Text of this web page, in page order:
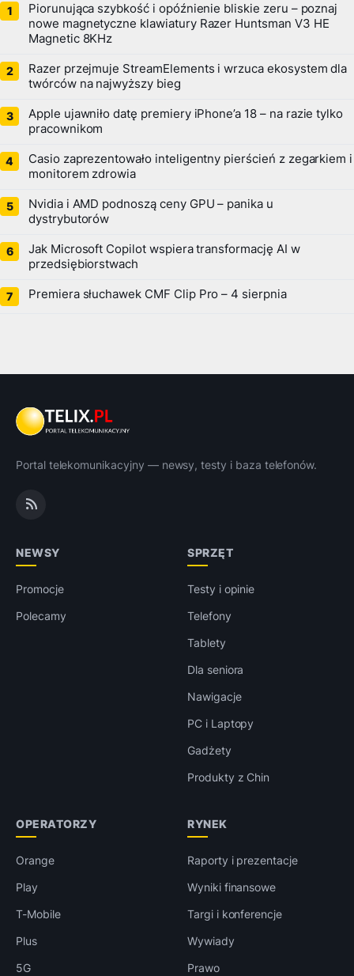
Piorunująca szybkość i opóźnienie bliskie zeru – poznaj
nowe magnetyczne klawiatury Razer Huntsman V3 HE
Magnetic 8KHz
Razer przejmuje StreamElements i wrzuca ekosystem dla
twórców na najwyższy bieg
Apple ujawniło datę premiery iPhone’a 18 – na razie tylko
pracownikom
Casio zaprezentowało inteligentny pierścień z zegarkiem i
monitorem zdrowia
Nvidia i AMD podnoszą ceny GPU – panika u
dystrybutorów
Jak Microsoft Copilot wspiera transformację AI w
przedsiębiorstwach
Premiera słuchawek CMF Clip Pro – 4 sierpnia
Portal telekomunikacyjny — newsy, testy i baza telefonów.
NEWSY
Promocje
Polecamy
SPRZĘT
Testy i opinie
Telefony
Tablety
Dla seniora
Nawigacje
PC i Laptopy
Gadżety
Produkty z Chin
OPERATORZY
Orange
Play
T-Mobile
Plus
5G
RYNEK
Raporty i prezentacje
Wyniki finansowe
Targi i konferencje
Wywiady
Prawo